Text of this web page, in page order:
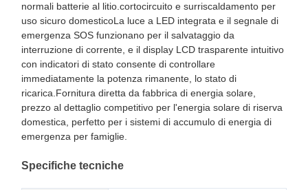
normali batterie al litio.cortocircuito e surriscaldamento per
uso sicuro domesticoLa luce a LED integrata e il segnale di
emergenza SOS funzionano per il salvataggio da
interruzione di corrente, e il display LCD trasparente intuitivo
con indicatori di stato consente di controllare
immediatamente la potenza rimanente, lo stato di
ricarica.Fornitura diretta da fabbrica di energia solare,
prezzo al dettaglio competitivo per l'energia solare di riserva
domestica, perfetto per i sistemi di accumulo di energia di
emergenza per famiglie.
Specifiche tecniche